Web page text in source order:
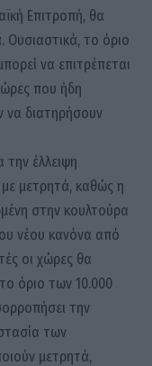
Επιτροπή, θα
Ουσιαστικά, το όριο
να επιτρέπεται
που ήδη
να διατηρήσουν
την έλλειψη
μετρητά, καθώς η
στην κουλτούρα
νέου κανόνα από
οι χώρες θα
όριο των 10.000
την
των
μετρητά,